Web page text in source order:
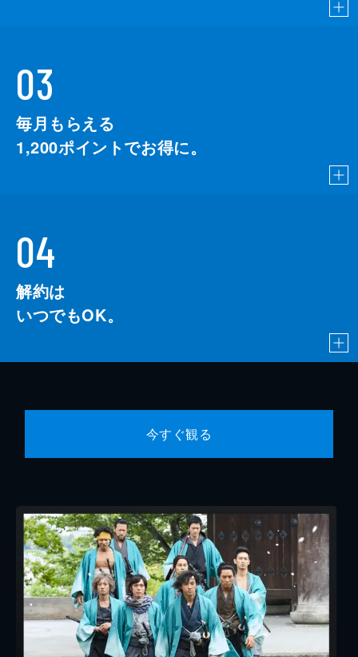
03
毎月もらえる
1,200ポイントでお得に。
04
解約は
いつでもOK。
今すぐ観る